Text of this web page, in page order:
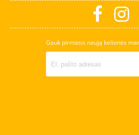
Gauk pirmasis naują kelionės